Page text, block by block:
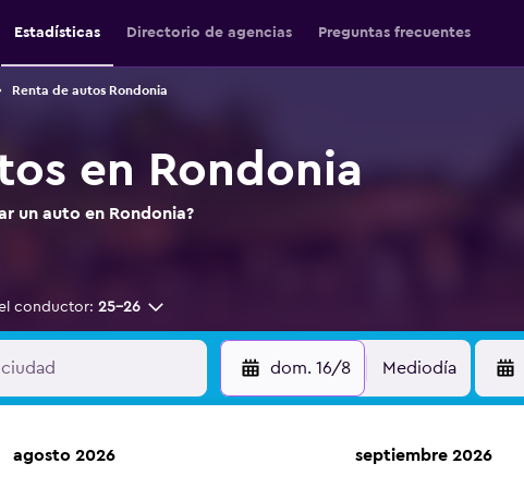
Estadísticas Directorio de agencias Preguntas frecuentes
Renta de autos Rondonia
en Rondonia
un auto en Rondonia?
conductor: 25-26
dom. 16/8 Mediodía
agosto 2026 septiembre 2026